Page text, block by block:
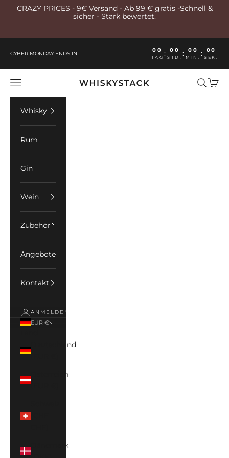
Zum Inhalt springen
CRAZY PRICES - 9€ Versand - Ab 99 € gratis -Schnell &
sicher - Stark bewertet.
CYBER MONDAY ENDS IN 00
TAG : 00
STD. : 00
MIN. : 00
SEK.
Whiskystack Germany
Menü Suchen
Whisky
Rum
Gin
Wein
Zubehör
Angebote
Kontakt
ANMELDEN
EUR €
Deutschland
Österreich
Dänemark